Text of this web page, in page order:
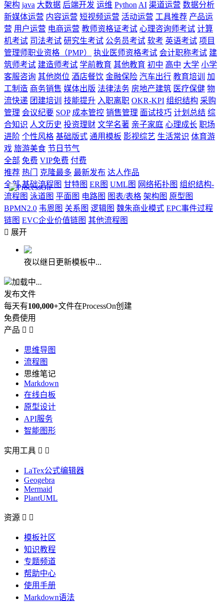
架构 java 大数据 后端开发 运维 Python AI 渠道运营 数据分析
新媒体运营 内容运营 短视频运营 活动运营 工具推荐 产品运
营 用户运营 电商运营 教师资格证考试 心理咨询师考试 计算
机考试 司法考试 研究生考试 公务员考试 软考 英语考试 项目
管理师职业资格（PMP）
执业医师资格考试 会计职称考试 建
筑师考试 建造师考试 学前教育 其他教育 初中 高中 大学 小学
客服咨询 其他岗位 酒店餐饮 金融保险 汽车出行 教育培训
加
工制造 商务销售 媒体出版 法律法务 房地产建筑 医疗保健 物
流快递 团建培训 技能提升 入职离职 OKR-KPI 组织结构 采购
管理 会议纪要 SOP 成本管控 销售管理 面试技巧 计划总结 综
合知识 人文历史 投资理财 文学名著 亲子家庭 心理成长 职场
进阶 个性风格 基础版式 通用模板 影视综艺 生活常识 体育游
戏 旅游美食 节日节气
全部 免费 VIP免费 付费
推荐 热门 克隆最多 最新发布 达人作品
全部 基础流程图 甘特图 ER图 UML图 网络拓扑图 组织结构-
流程图 泳道图 平面图 电路图 图表/表格 架构图 原型图
BPMN2.0 韦恩图 关系图 逻辑图 魏朱商业模式 EPC事件过程
链图 EVC企业价值链图 其他流程图
 展开
夜以继日更新模板中...
加载中...
发布文件
每天有100,000+文件在ProcessOn创建
免费使用
产品  
思维导图
流程图
思维笔记
Markdown
在线白板
原型设计
API服务
智能图形
实用工具  
LaTex公式编辑器
Geogebra
Mermaid
PlantUML
资源  
模板社区
知识教程
专题频道
帮助中心
使用手册
Markdown语法